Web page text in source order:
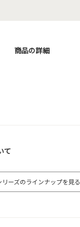
商品の詳細
て
リーズのラインナップを見る